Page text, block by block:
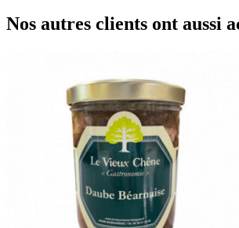
Nos autres clients ont aussi